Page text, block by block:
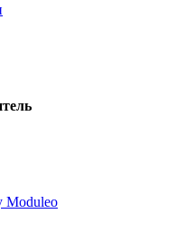
Moduleo